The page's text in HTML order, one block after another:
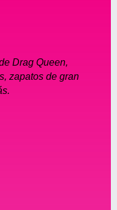
Drag Queen,
zapatos de gran